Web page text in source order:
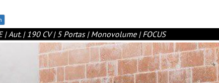
| Aut. | 190 CV | 5 Portas | Monovolume | FOCUS